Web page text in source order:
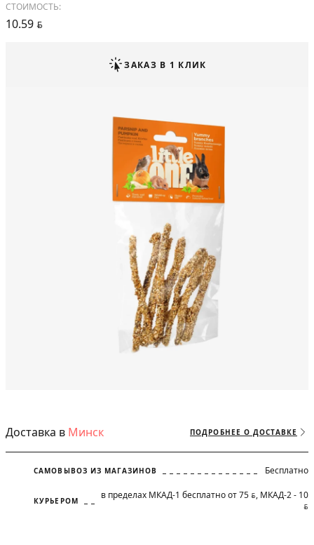
Доставка в Минск ПОДРОБНЕЕ О ДОСТАВКЕ
САМОВЫВОЗ ИЗ МАГАЗИНОВ Бесплатно
КУРЬЕРОМ в пределах МКАД-1 бесплатно от 75 BYN, МКАД-2 - 10
BYN
СТОИМОСТЬ:
10.59 BYN
ЗАКАЗ В 1 КЛИК